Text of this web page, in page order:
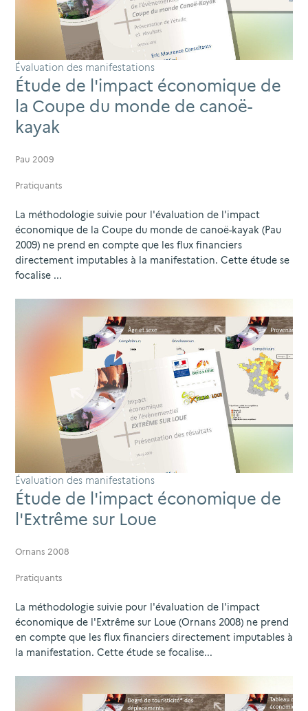
Évaluation des manifestations
Étude de l'impact économique de
la Coupe du monde de canoë-
kayak
Pau 2009
Pratiquants
La méthodologie suivie pour l'évaluation de l'impact
économique de la Coupe du monde de canoë-kayak (Pau
2009) ne prend en compte que les flux financiers
directement imputables à la manifestation. Cette étude se
focalise ...
Évaluation des manifestations
Étude de l'impact économique de
l'Extrême sur Loue
Ornans 2008
Pratiquants
La méthodologie suivie pour l'évaluation de l'impact
économique de l'Extrême sur Loue (Ornans 2008) ne prend
en compte que les flux financiers directement imputables à
la manifestation. Cette étude se focalise...